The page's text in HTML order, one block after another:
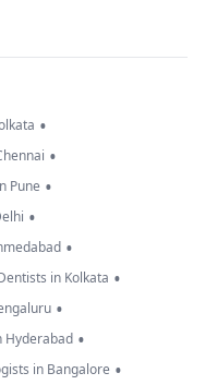
•
•
Pune •
•
•
in Kolkata •
•
Hyderabad •
in Bangalore •